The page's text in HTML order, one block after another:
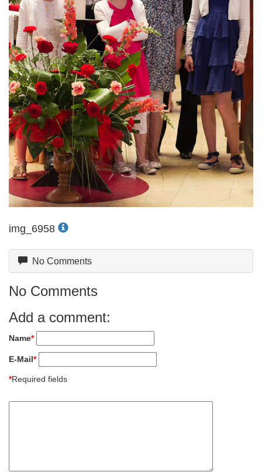
img_6958
No Comments
No Comments
Add a comment:
Name*
E-Mail*
*Required fields